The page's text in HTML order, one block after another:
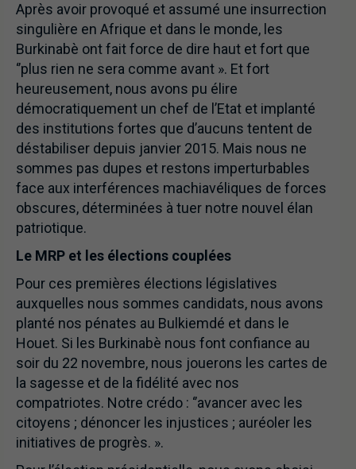
Après avoir provoqué et assumé une insurrection
singulière en Afrique et dans le monde, les
Burkinabè ont fait force de dire haut et fort que
‘’plus rien ne sera comme avant ». Et fort
heureusement, nous avons pu élire
démocratiquement un chef de l’Etat et implanté
des institutions fortes que d’aucuns tentent de
déstabiliser depuis janvier 2015. Mais nous ne
sommes pas dupes et restons imperturbables
face aux interférences machiavéliques de forces
obscures, déterminées à tuer notre nouvel élan
patriotique.
Le MRP et les élections couplées
Pour ces premières élections législatives
auxquelles nous sommes candidats, nous avons
planté nos pénates au Bulkiemdé et dans le
Houet. Si les Burkinabè nous font confiance au
soir du 22 novembre, nous jouerons les cartes de
la sagesse et de la fidélité avec nos
compatriotes. Notre crédo : ‘’avancer avec les
citoyens ; dénoncer les injustices ; auréoler les
initiatives de progrès. ».